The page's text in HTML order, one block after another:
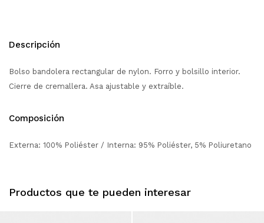
Descripción
Bolso bandolera rectangular de nylon. Forro y bolsillo interior.
Cierre de cremallera. Asa ajustable y extraíble.
Composición
Externa: 100% Poliéster / Interna: 95% Poliéster, 5% Poliuretano
Productos que te pueden interesar